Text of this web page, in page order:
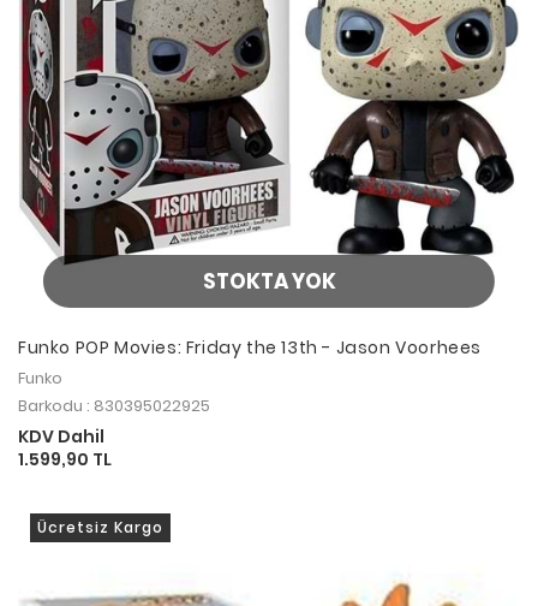
STOKTA YOK
Funko POP Movies: Friday the 13th - Jason Voorhees
Funko
Barkodu : 830395022925
KDV Dahil
1.599,90 TL
Ücretsiz Kargo